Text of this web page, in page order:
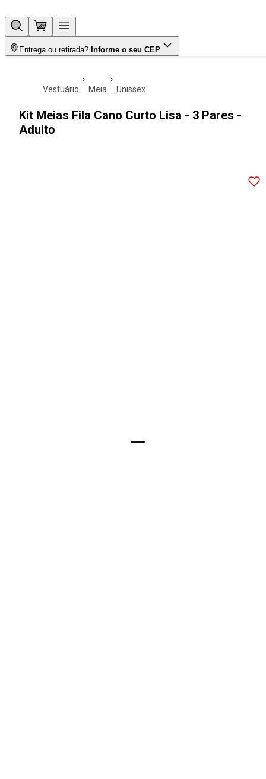
Entrega ou retirada? Informe o seu CEP
vestuário meia unissex
Kit Meias Fila Cano Curto Lisa - 3 Pares -
Adulto